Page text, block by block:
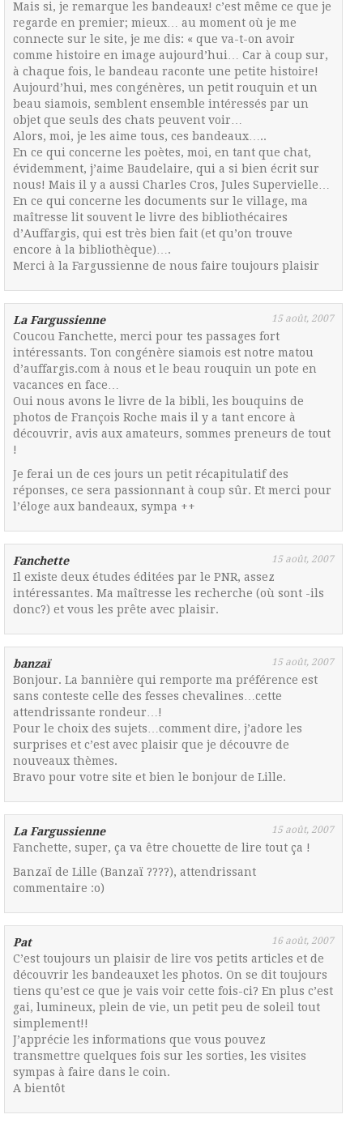
Mais si, je remarque les bandeaux! c’est même ce que je
regarde en premier; mieux… au moment où je me
connecte sur le site, je me dis: « que va-t-on avoir
comme histoire en image aujourd’hui… Car à coup sur,
à chaque fois, le bandeau raconte une petite histoire!
Aujourd’hui, mes congénères, un petit rouquin et un
beau siamois, semblent ensemble intéressés par un
objet que seuls des chats peuvent voir…
Alors, moi, je les aime tous, ces bandeaux…..
En ce qui concerne les poètes, moi, en tant que chat,
évidemment, j’aime Baudelaire, qui a si bien écrit sur
nous! Mais il y a aussi Charles Cros, Jules Supervielle…
En ce qui concerne les documents sur le village, ma
maîtresse lit souvent le livre des bibliothécaires
d’Auffargis, qui est très bien fait (et qu’on trouve
encore à la bibliothèque)….
Merci à la Fargussienne de nous faire toujours plaisir
La Fargussienne 15 août, 2007
Coucou Fanchette, merci pour tes passages fort
intéressants. Ton congénère siamois est notre matou
d’auffargis.com à nous et le beau rouquin un pote en
vacances en face…
Oui nous avons le livre de la bibli, les bouquins de
photos de François Roche mais il y a tant encore à
découvrir, avis aux amateurs, sommes preneurs de tout
!
Je ferai un de ces jours un petit récapitulatif des
réponses, ce sera passionnant à coup sûr. Et merci pour
l’éloge aux bandeaux, sympa ++
Fanchette 15 août, 2007
Il existe deux études éditées par le PNR, assez
intéressantes. Ma maîtresse les recherche (où sont -ils
donc?) et vous les prête avec plaisir.
banzaï 15 août, 2007
Bonjour. La bannière qui remporte ma préférence est
sans conteste celle des fesses chevalines…cette
attendrissante rondeur…!
Pour le choix des sujets…comment dire, j’adore les
surprises et c’est avec plaisir que je découvre de
nouveaux thèmes.
Bravo pour votre site et bien le bonjour de Lille.
La Fargussienne 15 août, 2007
Fanchette, super, ça va être chouette de lire tout ça !
Banzaï de Lille (Banzaï ????), attendrissant
commentaire :o)
Pat 16 août, 2007
C’est toujours un plaisir de lire vos petits articles et de
découvrir les bandeauxet les photos. On se dit toujours
tiens qu’est ce que je vais voir cette fois-ci? En plus c’est
gai, lumineux, plein de vie, un petit peu de soleil tout
simplement!!
J’apprécie les informations que vous pouvez
transmettre quelques fois sur les sorties, les visites
sympas à faire dans le coin.
A bientôt